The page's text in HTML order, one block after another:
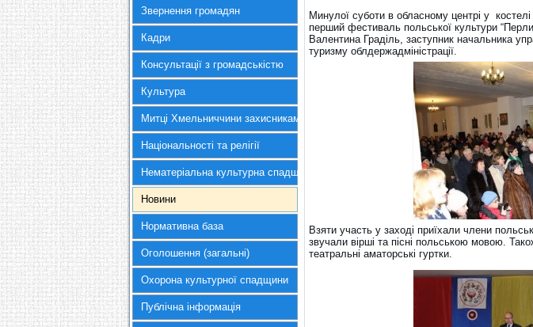
Звернення громадян
Кадри
Консультації з громадськістю
Культура
Митці Хмельниччини захисникам України
Національності та релігії
Нематеріальна культурна спадщина
Новини
Нормативна база
Оголошення (загальні)
Охорона культурної спадщини
Публічна інформація
Минулої суботи в обласному центрі у
перший фестиваль польської культури
Валентина Граділь, заступник начальника
туризму облдержадміністрації.
Взяти участь у заході приїхали члени
звучали вірші та пісні польською мовою.
театральні аматорські гуртки.